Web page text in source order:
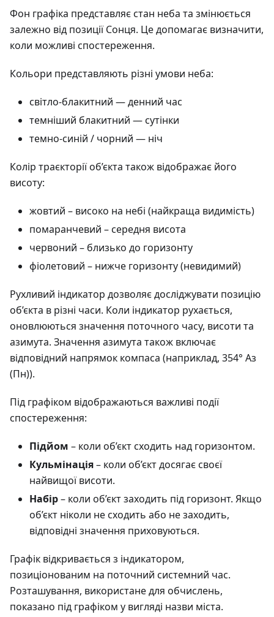
Фон графіка представляє стан неба та змінюється
залежно від позиції Сонця. Це допомагає визначити,
коли можливі спостереження.
Кольори представляють різні умови неба:
світло-блакитний — денний час
темніший блакитний — сутінки
темно-синій / чорний — ніч
Колір траєкторії об’єкта також відображає його
висоту:
жовтий – високо на небі (найкраща видимість)
помаранчевий – середня висота
червоний – близько до горизонту
фіолетовий – нижче горизонту (невидимий)
Рухливий індикатор дозволяє досліджувати позицію
об’єкта в різні часи. Коли індикатор рухається,
оновлюються значення поточного часу, висоти та
азимута. Значення азимута також включає
відповідний напрямок компаса (наприклад, 354° Аз
(Пн)).
Під графіком відображаються важливі події
спостереження:
Підйом – коли об’єкт сходить над горизонтом.
Кульмінація– коли об’єкт досягає своєї
найвищої висоти.
Набір– коли об’єкт заходить під горизонт. Якщо
об’єкт ніколи не сходить або не заходить,
відповідні значення приховуються.
Графік відкривається з індикатором,
позиціонованим на поточний системний час.
Розташування, використане для обчислень,
показано під графіком у вигляді назви міста.